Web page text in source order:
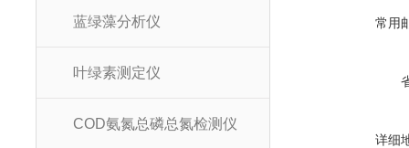
蓝绿藻分析仪
叶绿素测定仪
COD氨氮总磷总氮检测仪
常用
详细